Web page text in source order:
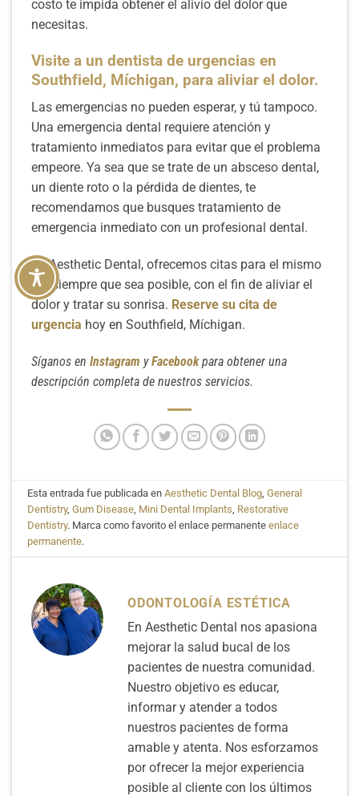
costo te impida obtener el alivio del dolor que
necesitas.
Visite a un dentista de urgencias en
Southfield, Míchigan, para aliviar el dolor.
Las emergencias no pueden esperar, y tú tampoco.
Una emergencia dental requiere atención y
tratamiento inmediatos para evitar que el problema
empeore. Ya sea que se trate de un absceso dental,
un diente roto o la pérdida de dientes, te
recomendamos que busques tratamiento de
emergencia inmediato con un profesional dental.
En Aesthetic Dental, ofrecemos citas para el mismo
día siempre que sea posible, con el fin de aliviar el
dolor y tratar su sonrisa. Reserve su cita de
urgencia hoy en Southfield, Míchigan.
Síganos en Instagram yFacebookpara obtener una
descripción completa de nuestros servicios.
Esta entrada fue publicada enAesthetic Dental Blog,General
Dentistry,Gum Disease, Mini Dental Implants, Restorative
Dentistry. Marca como favorito el enlace permanenteenlace
permanente.
ODONTOLOGÍA ESTÉTICA
En Aesthetic Dental nos apasiona
mejorar la salud bucal de los
pacientes de nuestra comunidad.
Nuestro objetivo es educar,
informar y atender a todos
nuestros pacientes de forma
amable y atenta. Nos esforzamos
por ofrecer la mejor experiencia
posible al cliente con los últimos